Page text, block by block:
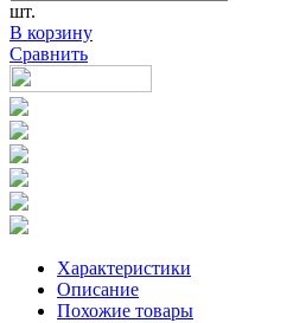
шт.
В корзину
Сравнить
Характеристики
Описание
Похожие товары